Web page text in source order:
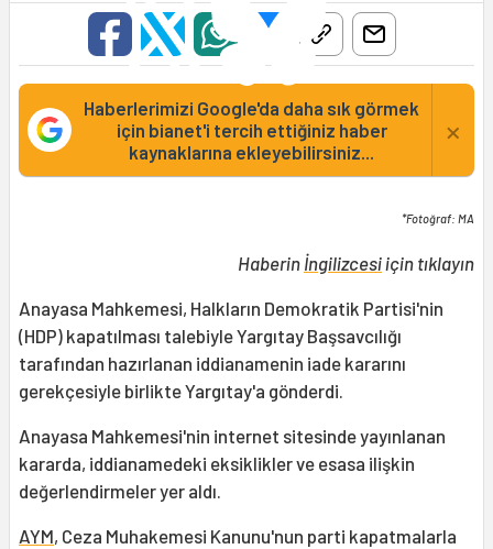
Haberlerimizi Google'da daha sık görmek
için bianet'i tercih ettiğiniz haber
kaynaklarına ekleyebilirsiniz...
×
*Fotoğraf: MA
Haberin İngilizcesiiçin tıklayın
Anayasa Mahkemesi, Halkların Demokratik Partisi'nin
(HDP) kapatılması talebiyle Yargıtay Başsavcılığı
tarafından hazırlanan iddianamenin iade kararını
gerekçesiyle birlikte Yargıtay'a gönderdi.
Anayasa Mahkemesi'nin internet sitesinde yayınlanan
kararda, iddianamedeki eksiklikler ve esasa ilişkin
değerlendirmeler yer aldı.
AYM, Ceza Muhakemesi Kanunu'nun parti kapatmalarla